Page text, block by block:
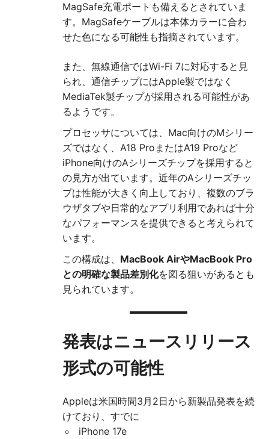
MagSafe充電ポートも備えるとされていま
す。MagSafeケーブルは本体カラーに合わ
せた色になる可能性も指摘されています。
また、無線通信ではWi-Fi 7に対応すると見
られ、通信チップにはApple製ではなく
MediaTek製チップが採用される可能性があ
るようです。
プロセッサについては、Mac向けのMシリー
ズではなく、A18 ProまたはA19 Proなど
iPhone向けのAシリーズチップを採用すると
の見方が出ています。近年のAシリーズチッ
プは性能が大きく向上しており、複数のブラ
ウザタブや日常的なアプリ利用であれば十分
なパフォーマンスを提供できると考えられて
います。
この構成は、 MacBook AirやMacBook Pro
との明確な製品差別化を図る狙いがあるとも
見られています。
発表はニュースリリース
形式の可能性
Appleは米国時間3月2日から新製品発表を続
けており、すでに
iPhone 17e